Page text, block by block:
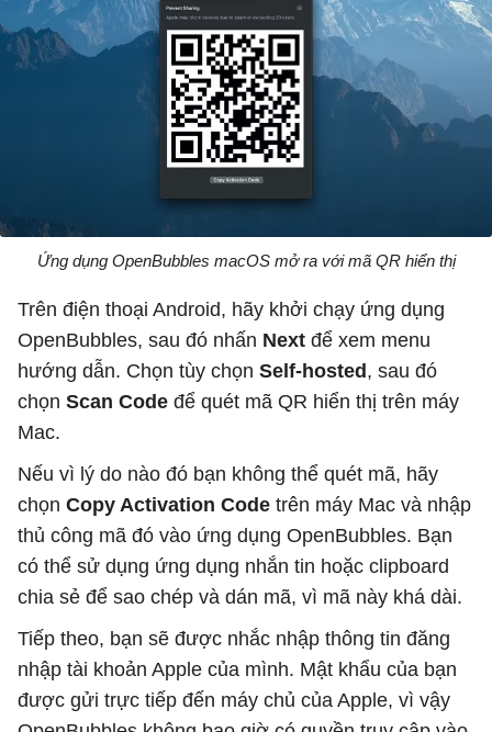
Ứng dụng OpenBubbles macOS mở ra với mã QR hiển thị
Trên điện thoại Android, hãy khởi chạy ứng dụng
OpenBubbles, sau đó nhấn Next để xem menu
hướng dẫn. Chọn tùy chọn Self-hosted, sau đó
chọn Scan Code để quét mã QR hiển thị trên máy
Mac.
Nếu vì lý do nào đó bạn không thể quét mã, hãy
chọn Copy Activation Code trên máy Mac và nhập
thủ công mã đó vào ứng dụng OpenBubbles. Bạn
có thể sử dụng ứng dụng nhắn tin hoặc clipboard
chia sẻ để sao chép và dán mã, vì mã này khá dài.
Tiếp theo, bạn sẽ được nhắc nhập thông tin đăng
nhập tài khoản Apple của mình. Mật khẩu của bạn
được gửi trực tiếp đến máy chủ của Apple, vì vậy